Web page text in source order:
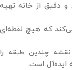
دقیق از خانه تهیه
که هیچ نقطه‌ای
نقشه چندین طبقه را
ایده‌آل است.